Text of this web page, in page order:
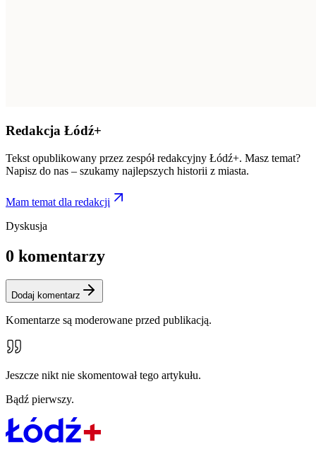
Redakcja Łódź+
Tekst opublikowany przez zespół redakcyjny Łódź+. Masz temat?
Napisz do nas – szukamy najlepszych historii z miasta.
Mam temat dla redakcji
Dyskusja
0 komentarzy
Dodaj komentarz
Komentarze są moderowane przed publikacją.
Jeszcze nikt nie skomentował tego artykułu.
Bądź pierwszy.